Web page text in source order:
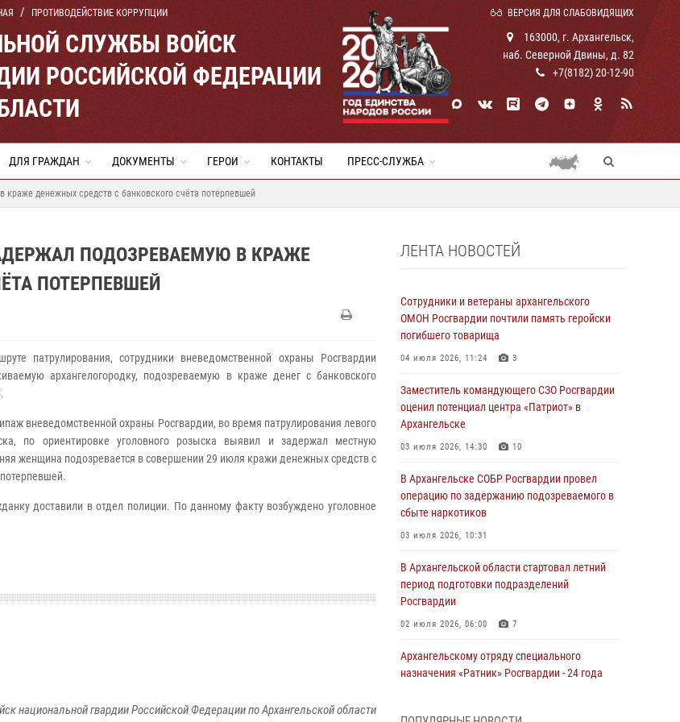
ПРОТИВОДЕЙСТВИЕ КОРРУПЦИИ ВЕРСИЯ ДЛЯ СЛАБОВИДЯЩИХ
СЛУЖБЫ ВОЙСК
РОССИЙСКОЙ ФЕДЕРАЦИИ
163000, г. Архангельск,
наб. Северной Двины, д. 82
+7(8182) 20-12-90
ДЛЯ ГРАЖДАН ДОКУМЕНТЫ ГЕРОИ КОНТАКТЫ ПРЕСС-СЛУЖБА
краже денежных средств с банковского счёта потерпевшей
ПОДОЗРЕВАЕМУЮ В КРАЖЕ
ПОТЕРПЕВШЕЙ
патрулирования, сотрудники вневедомственной охраны Росгвардии
архангелогородку, подозреваемую в краже денег с банковского
вневедомственной охраны Росгвардии, во время патрулирования левого
по ориентировке уголовного розыска выявил и задержал местную
женщина подозревается в совершении 29 июля кражи денежных средств с
доставили в отдел полиции. По данному факту возбуждено уголовное
национальной гвардии Российской Федерации по Архангельской области
ЛЕНТА НОВОСТЕЙ
Сотрудники и ветераны архангельского
ОМОН Росгвардии почтили память геройски
погибшего товарища
04 июля 2026, 11:24 3
Заместитель командующего СЗО Росгвардии
оценил потенциал центра «Патриот» в
Архангельске
03 июля 2026, 14:30 10
В Архангельске СОБР Росгвардии провел
операцию по задержанию подозреваемого в
сбыте наркотиков
03 июля 2026, 10:31
В Архангельской области стартовал летний
период подготовки подразделений
Росгвардии
02 июля 2026, 06:00 7
Архангельскому отряду специального
назначения «Ратник» Росгвардии - 24 года